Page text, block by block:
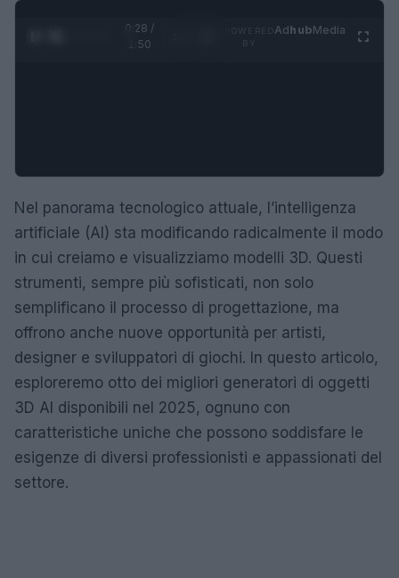
0:29 /
1:50
AdhubMedia
Nel panorama tecnologico attuale, l’intelligenza
artificiale (AI) sta modificando radicalmente il modo
in cui creiamo e visualizziamo modelli 3D. Questi
strumenti, sempre più sofisticati, non solo
semplificano il processo di progettazione, ma
offrono anche nuove opportunità per artisti,
designer e sviluppatori di giochi. In questo articolo,
esploreremo otto dei migliori generatori di oggetti
3D AI disponibili nel 2025, ognuno con
caratteristiche uniche che possono soddisfare le
esigenze di diversi professionisti e appassionati del
settore.